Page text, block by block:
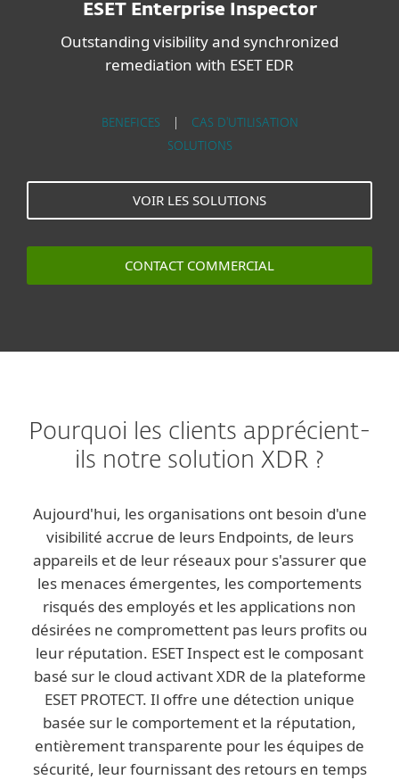
ESET Enterprise Inspector
Outstanding visibility and synchronized
remediation with ESET EDR
BENEFICES
CAS D'UTILISATION
SOLUTIONS
VOIR LES SOLUTIONS
CONTACT COMMERCIAL
Pourquoi les clients apprécient-
ils notre solution XDR ?
Aujourd'hui, les organisations ont besoin d'une
visibilité accrue de leurs Endpoints, de leurs
appareils et de leur réseaux pour s'assurer que
les menaces émergentes, les comportements
risqués des employés et les applications non
désirées ne compromettent pas leurs profits ou
leur réputation. ESET Inspect est le composant
basé sur le cloud activant XDR de la plateforme
ESET PROTECT. Il offre une détection unique
basée sur le comportement et la réputation,
entièrement transparente pour les équipes de
sécurité, leur fournissant des retours en temps